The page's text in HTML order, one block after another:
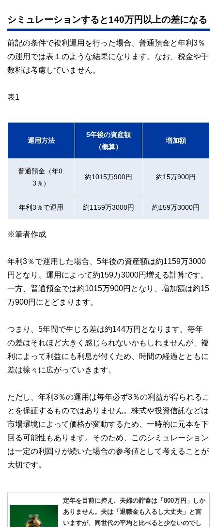
シミュレーションすると140万円以上の差になる
前記の条件で複利運用を行った場合、普通預金と年利3％
の運用では表１のような結果になります。なお、税金や手
数料は考慮していません。
表1
運用方法
5年後の資産額
（概算）
増加額
普通預金（年0.
3％）
約1015万900円 約15万900円
年利3％で運用 約1159万3000円 約159万3000円
※筆者作成
年利3％で運用した場合、5年後の資産額は約1159万3000
円となり、運用によって約159万3000円増える計算です。
一方、普通預金では約1015万900円となり、増加額は約15
万900円にとどまります。
つまり、5年間で生じる差は約144万円となります。毎年
の差はそれほど大きく感じられないかもしれませんが、複
利によって利益にも利息が付くため、時間の経過とともに
差は徐々に広がっていきます。
ただし、年利3％の運用は毎年必ず3％の利益が得られるこ
とを保証するものではありません。株式や投資信託などは
市場環境によって価格が変動するため、一時的に元本を下
回る可能性もあります。そのため、このシミュレーション
は一定の利回りが続いた場合の参考値として考えることが
大切です。
定年を目前に控え、夫婦の貯蓄は「800万円」しか
ありません。夫は「退職金も入るし大丈夫」と言
いますが、同世代の平均と比べると少ないのでし